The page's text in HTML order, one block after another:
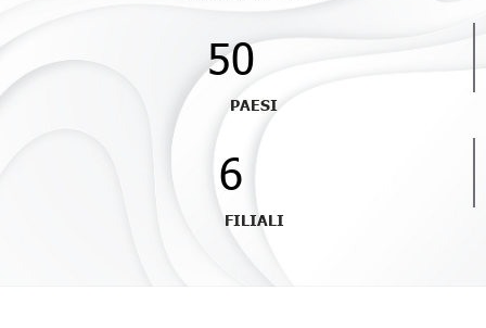
50
PAESI
6
FILIALI